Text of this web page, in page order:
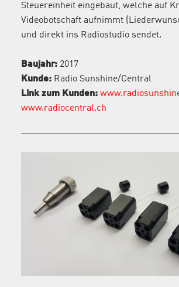
Steuereinheit eingebaut, welche auf
Videobotschaft aufnimmt
und direkt ins Radiostudio sendet.
Baujahr:2017
Kunde:Radio Sunshine/Central
Link zum Kunden:
www.radiocentral.ch